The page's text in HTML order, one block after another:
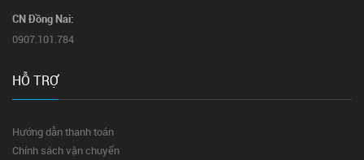
CN Đồng Nai:
0907.101.784
HỖ TRỢ
Hướng dẫn thanh toán
Chính sách vận chuyển